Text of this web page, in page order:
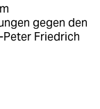
gegen den
Friedrich